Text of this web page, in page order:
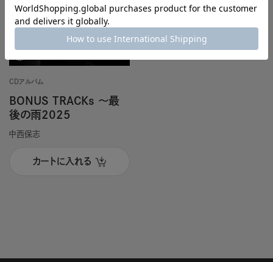
CDアルバム
BONUS TRACKs ～最
後の雨2025
中西保志
カートに入れる